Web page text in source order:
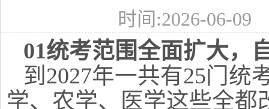
时间:2026-06-
01统考范围全面扩大，
到2027年一共有25门统
学、农学、医学这些全